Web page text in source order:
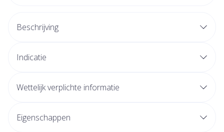
Beschrijving
Indicatie
Wettelijk verplichte informatie
Eigenschappen